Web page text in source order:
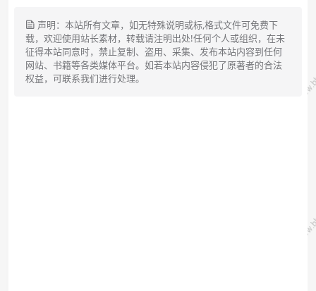
声明：本站所有文章，如无特殊说明或标,格式文件可免费下
载，欢迎使用站长素材，转载请注明出处!任何个人或组织，在未
征得本站同意时，禁止复制、盗用、采集、发布本站内容到任何
网站、书籍等各类媒体平台。如若本站内容侵犯了原著者的合法
权益，可联系我们进行处理。